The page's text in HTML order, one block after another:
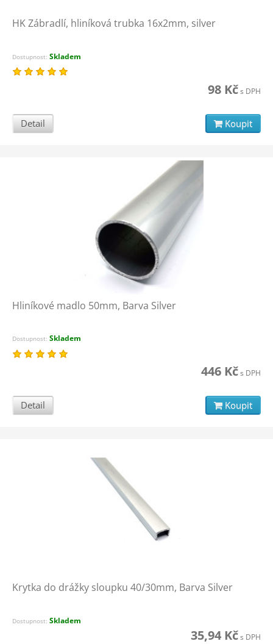
HK Zábradlí, hliníková trubka 16x2mm, silver
Dostupnost: Skladem
98 Kčs DPH
Detail Koupit
Hliníkové madlo 50mm, Barva Silver
Dostupnost: Skladem
446 Kčs DPH
Detail Koupit
Krytka do drážky sloupku 40/30mm, Barva Silver
Dostupnost: Skladem
35,94 Kčs DPH